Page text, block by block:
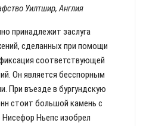
Уилтшир, Англия
принадлежит заслуга
сделанных при помощи
соответствующей
Он является бесспорным
При въезде в бургундскую
стоит большой камень с
Ньепс изобрел